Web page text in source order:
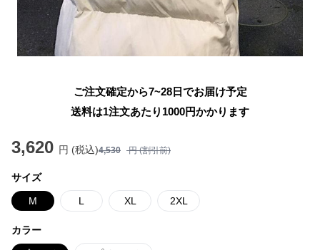
ご注文確定から7~28日でお届け予定
送料は1注文あたり 1000円かかります
3,620 円 (税込)4,530 円 (割引前)
サイズ
M L XL 2XL
カラー